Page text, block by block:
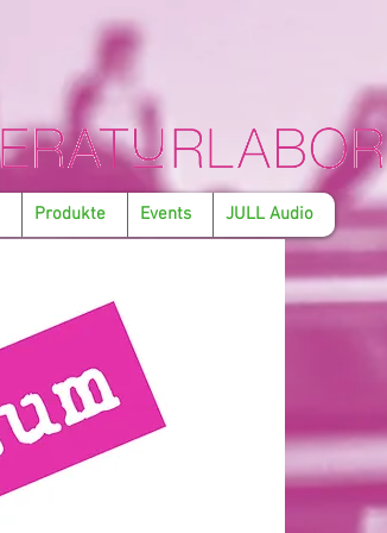
Produkte Events JULL Audio